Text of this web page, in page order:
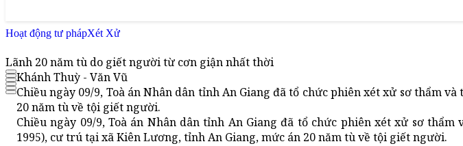
Hoạt động tư phápXét Xử
Lãnh 20 năm tù do giết người từ cơn giận nhất thời
Khánh Thuỳ - Văn Vũ
Chiều ngày 09/9, Toà án Nhân dân tỉnh An Giang đã tổ chức phiên xét xử sơ thẩm
20 năm tù về tội giết người.
Chiều ngày 09/9, Toà án Nhân dân tỉnh An Giang đã tổ chức phiên xét xử sơ
1995), cư trú tại xã Kiên Lương, tỉnh An Giang, mức án 20 năm tù về tội giết người.